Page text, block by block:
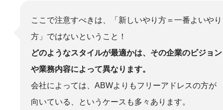
ここで注意すべきは、「新しいやり方＝一番よいやり
方」ではないということ！
どのようなスタイルが最適かは、その企業のビジョン
や業務内容によって異なります。
会社によっては、ABWよりもフリーアドレスの方が
向いている、というケースも多々あります。